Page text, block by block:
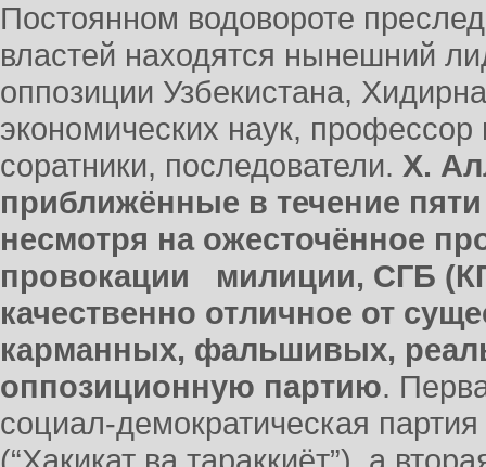
Постоянном водовороте
властей находятся нынешний
оппозиции Узбекистана,
экономических наук,
соратники, последователи. Х.
приближённые в течение
несмотря на ожесточённое
провокации милиции, СГБ
качественно отличное от
карманных, фальшивых,
оппозиционную партию.
социал-демократическая